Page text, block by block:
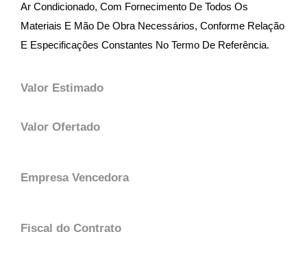
Ar Condicionado, Com Fornecimento De Todos Os
Materiais E Mão De Obra Necessários, Conforme Relação
E Especificações Constantes No Termo De Referência.
Valor Estimado
Valor Ofertado
Empresa Vencedora
Fiscal do Contrato